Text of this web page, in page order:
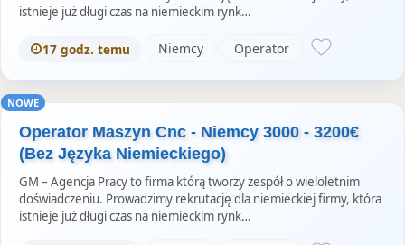
istnieje już długi czas na niemieckim rynk…
17 godz. temu Niemcy Operator
NOWE
Operator Maszyn Cnc - Niemcy 3000 - 3200€
(Bez Języka Niemieckiego)
GM – Agencja Pracy to firma którą tworzy zespół o wieloletnim
doświadczeniu. Prowadzimy rekrutację dla niemieckiej firmy, która
istnieje już długi czas na niemieckim rynk…